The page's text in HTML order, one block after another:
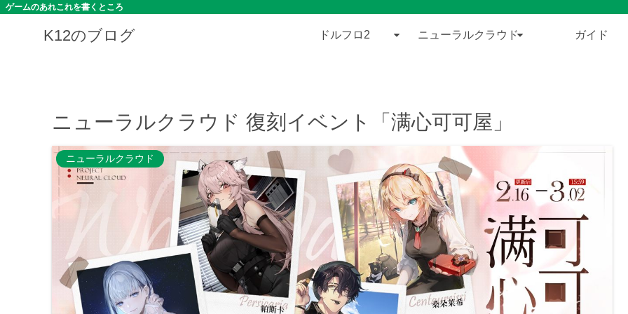
ゲームのあれこれを書くところ
K12のブログ ドルフロ2 ニューラルクラウド ガイド
ニューラルクラウド 復刻イベント「满心可可屋」
ニューラルクラウド